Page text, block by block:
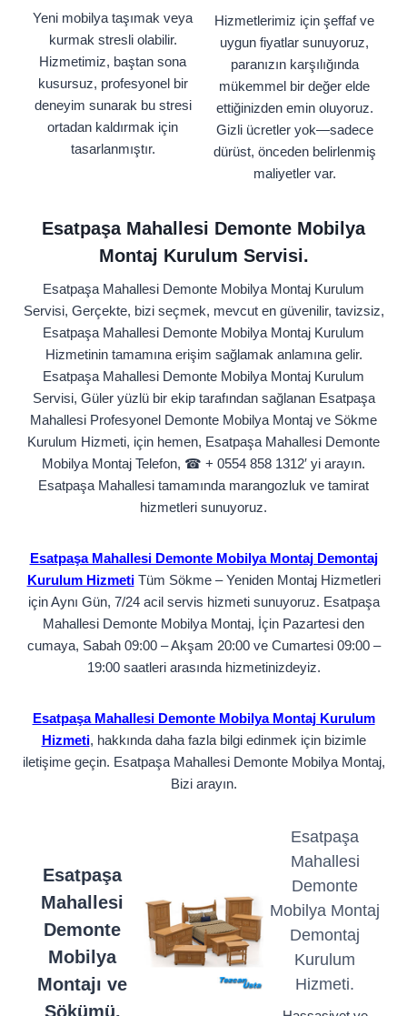
Yeni mobilya taşımak veya
kurmak stresli olabilir.
Hizmetimiz, baştan sona
kusursuz, profesyonel bir
deneyim sunarak bu stresi
ortadan kaldırmak için
tasarlanmıştır.
Hizmetlerimiz için şeffaf ve
uygun fiyatlar sunuyoruz,
paranızın karşılığında
mükemmel bir değer elde
ettiğinizden emin oluyoruz.
Gizli ücretler yok—sadece
dürüst, önceden belirlenmiş
maliyetler var.
Esatpaşa Mahallesi Demonte Mobilya
Montaj Kurulum Servisi.
Esatpaşa Mahallesi Demonte Mobilya Montaj Kurulum
Servisi, Gerçekte, bizi seçmek, mevcut en güvenilir, tavizsiz,
Esatpaşa Mahallesi Demonte Mobilya Montaj Kurulum
Hizmetinin tamamına erişim sağlamak anlamına gelir.
Esatpaşa Mahallesi Demonte Mobilya Montaj Kurulum
Servisi, Güler yüzlü bir ekip tarafından sağlanan Esatpaşa
Mahallesi Profesyonel Demonte Mobilya Montaj ve Sökme
Kurulum Hizmeti, için hemen, Esatpaşa Mahallesi Demonte
Mobilya Montaj Telefon, ☎ + 0554 858 1312′ yi arayın.
Esatpaşa Mahallesi tamamında marangozluk ve tamirat
hizmetleri sunuyoruz.
Esatpaşa Mahallesi Demonte Mobilya Montaj Demontaj
Kurulum HizmetiTüm Sökme – Yeniden Montaj Hizmetleri
için Aynı Gün, 7/24 acil servis hizmeti sunuyoruz. Esatpaşa
Mahallesi Demonte Mobilya Montaj, İçin Pazartesi den
cumaya, Sabah 09:00 – Akşam 20:00 ve Cumartesi 09:00 –
19:00 saatleri arasında hizmetinizdeyiz.
Esatpaşa Mahallesi Demonte Mobilya Montaj Kurulum
Hizmeti, hakkında daha fazla bilgi edinmek için bizimle
iletişime geçin. Esatpaşa Mahallesi Demonte Mobilya Montaj,
Bizi arayın.
Esatpaşa
Mahallesi
Demonte
Mobilya
Montajı ve
Sökümü.
Esatpaşa
Mahallesi
Demonte
Mobilya Montaj
Demontaj
Kurulum
Hizmeti.